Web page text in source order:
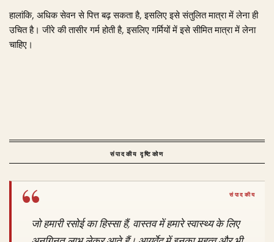
हालांकि, अधिक सेवन से पित्त बढ़ सकता है, इसलिए इसे संतुलित मात्रा में लेना ही
उचित है। जीरे की तासीर गर्म होती है, इसलिए गर्मियों में इसे सीमित मात्रा में लेना
चाहिए।
संपादकीय दृष्टिकोण
जो हमारी रसोई का हिस्सा हैं, वास्तव में हमारे स्वास्थ्य के लिए